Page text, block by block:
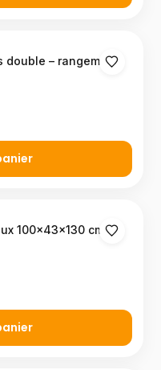
double – rangement
100x43x130 cm